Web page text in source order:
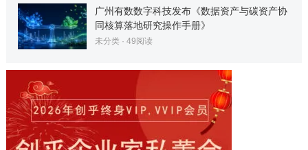
广州有数数字科技发布《数据资产与碳资产协
同核算落地研究操作手册》
未分类· 49阅读